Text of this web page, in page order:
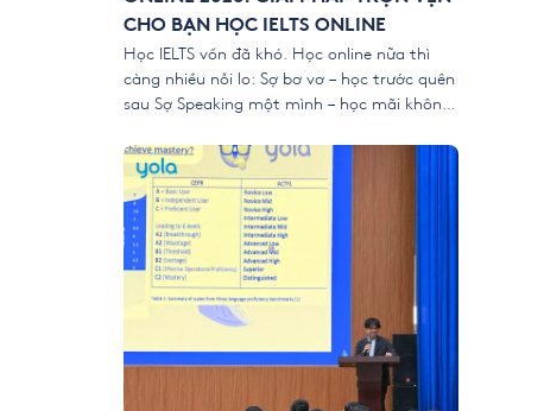
CHO BẠN HỌC IELTS ONLINE
Học IELTS vốn đã khó. Học online nữa thì
càng nhiều nỗi lo: Sợ bơ vơ – học trước quên
sau Sợ Speaking một mình – học mãi không
xa, YOLA chính thức mang đến khoá IELTS
Online 2026 với 4 nâng cấp đỉnh […]